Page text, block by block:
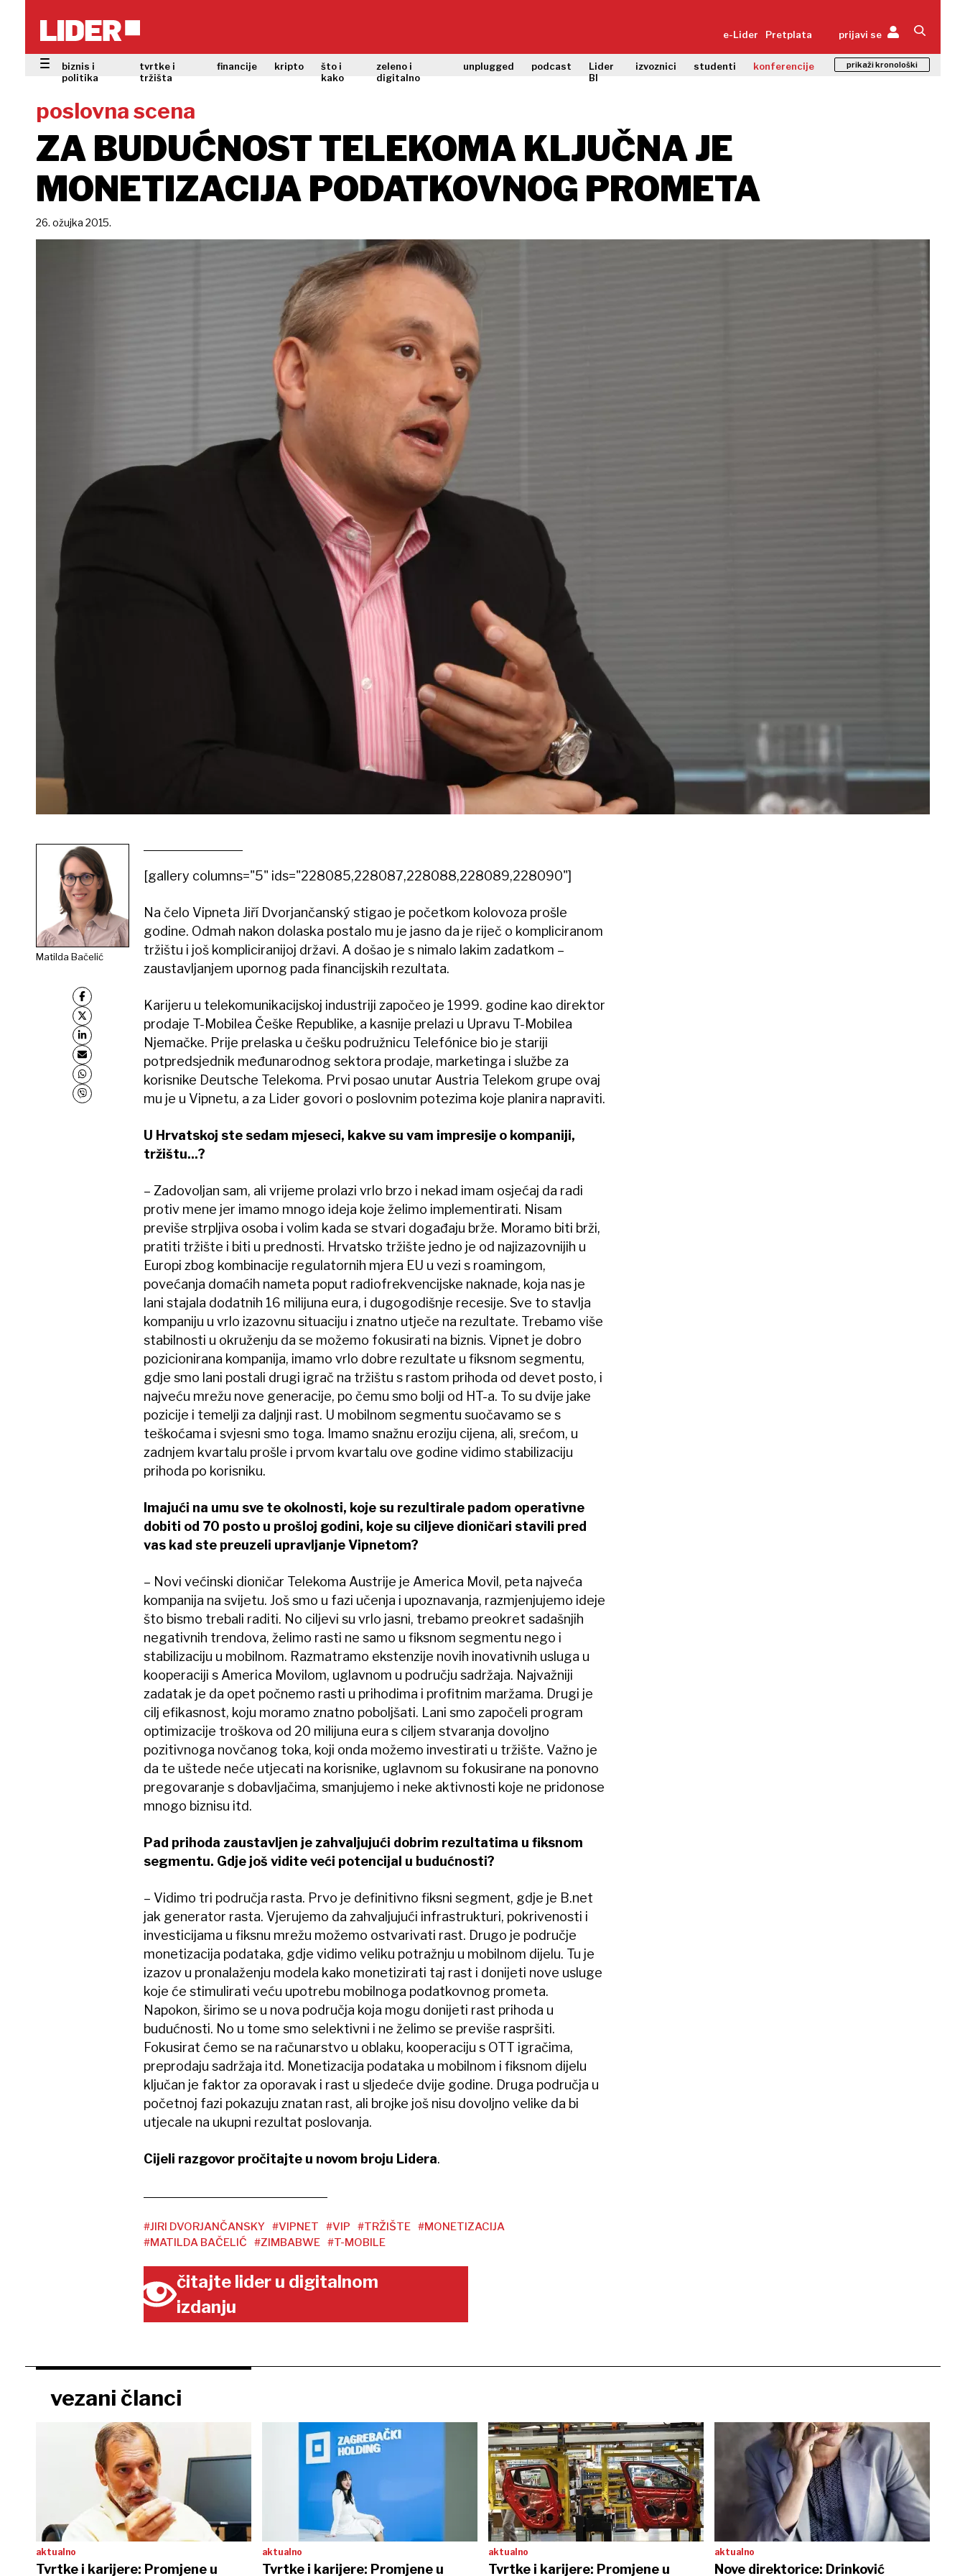
e-Lider Pretplata prijavi se
biznis i
politika
tvrtke i
tržišta
financije kripto
što i
kako
zeleno i
digitalno
unplugged podcast
Lider
BI
izvoznici studenti konferencije prikaži kronološki
poslovna scena
ZA BUDUĆNOST TELEKOMA KLJUČNA JE
MONETIZACIJA PODATKOVNOG PROMETA
26. ožujka 2015.
Matilda Bačelić
[gallery columns="5" ids="228085,228087,228088,228089,228090"]
Na čelo Vipneta Jiří Dvorjančanský stigao je početkom kolovoza prošle
godine. Odmah nakon dolaska postalo mu je jasno da je riječ o kompliciranom
tržištu i još kompliciranijoj državi. A došao je s nimalo lakim zadatkom –
zaustavljanjem upornog pada financijskih rezultata.
Karijeru u telekomunikacijskoj industriji započeo je 1999. godine kao direktor
prodaje T-Mobilea Češke Republike, a kasnije prelazi u Upravu T-Mobilea
Njemačke. Prije prelaska u češku podružnicu Telefónice bio je stariji
potpredsjednik međunarodnog sektora prodaje, marketinga i službe za
korisnike Deutsche Telekoma. Prvi posao unutar Austria Telekom grupe ovaj
mu je u Vipnetu, a za Lider govori o poslovnim potezima koje planira napraviti.
U Hrvatskoj ste sedam mjeseci, kakve su vam impresije o kompaniji,
tržištu...?
– Zadovoljan sam, ali vrijeme prolazi vrlo brzo i nekad imam osjećaj da radi
protiv mene jer imamo mnogo ideja koje želimo implementirati. Nisam
previše strpljiva osoba i volim kada se stvari događaju brže. Moramo biti brži,
pratiti tržište i biti u prednosti. Hrvatsko tržište jedno je od najizazovnijih u
Europi zbog kombinacije regulatornih mjera EU u vezi s roamingom,
povećanja domaćih nameta poput radiofrekvencijske naknade, koja nas je
lani stajala dodatnih 16 milijuna eura, i dugogodišnje recesije. Sve to stavlja
kompaniju u vrlo izazovnu situaciju i znatno utječe na rezultate. Trebamo više
stabilnosti u okruženju da se možemo fokusirati na biznis. Vipnet je dobro
pozicionirana kompanija, imamo vrlo dobre rezultate u fiksnom segmentu,
gdje smo lani postali drugi igrač na tržištu s rastom prihoda od devet posto, i
najveću mrežu nove generacije, po čemu smo bolji od HT-a. To su dvije jake
pozicije i temelji za daljnji rast. U mobilnom segmentu suočavamo se s
teškoćama i svjesni smo toga. Imamo snažnu eroziju cijena, ali, srećom, u
zadnjem kvartalu prošle i prvom kvartalu ove godine vidimo stabilizaciju
prihoda po korisniku.
Imajući na umu sve te okolnosti, koje su rezultirale padom operativne
dobiti od 70 posto u prošloj godini, koje su ciljeve dioničari stavili pred
vas kad ste preuzeli upravljanje Vipnetom?
– Novi većinski dioničar Telekoma Austrije je America Movil, peta najveća
kompanija na svijetu. Još smo u fazi učenja i upoznavanja, razmjenjujemo ideje
što bismo trebali raditi. No ciljevi su vrlo jasni, trebamo preokret sadašnjih
negativnih trendova, želimo rasti ne samo u fiksnom segmentu nego i
stabilizaciju u mobilnom. Razmatramo ekstenzije novih inovativnih usluga u
kooperaciji s America Movilom, uglavnom u području sadržaja. Najvažniji
zadatak je da opet počnemo rasti u prihodima i profitnim maržama. Drugi je
cilj efikasnost, koju moramo znatno poboljšati. Lani smo započeli program
optimizacije troškova od 20 milijuna eura s ciljem stvaranja dovoljno
pozitivnoga novčanog toka, koji onda možemo investirati u tržište. Važno je
da te uštede neće utjecati na korisnike, uglavnom su fokusirane na ponovno
pregovaranje s dobavljačima, smanjujemo i neke aktivnosti koje ne pridonose
mnogo biznisu itd.
Pad prihoda zaustavljen je zahvaljujući dobrim rezultatima u fiksnom
segmentu. Gdje još vidite veći potencijal u budućnosti?
– Vidimo tri područja rasta. Prvo je definitivno fiksni segment, gdje je B.net
jak generator rasta. Vjerujemo da zahvaljujući infrastrukturi, pokrivenosti i
investicijama u fiksnu mrežu možemo ostvarivati rast. Drugo je područje
monetizacija podataka, gdje vidimo veliku potražnju u mobilnom dijelu. Tu je
izazov u pronalaženju modela kako monetizirati taj rast i donijeti nove usluge
koje će stimulirati veću upotrebu mobilnoga podatkovnog prometa.
Napokon, širimo se u nova područja koja mogu donijeti rast prihoda u
budućnosti. No u tome smo selektivni i ne želimo se previše raspršiti.
Fokusirat ćemo se na računarstvo u oblaku, kooperaciju s OTT igračima,
preprodaju sadržaja itd. Monetizacija podataka u mobilnom i fiksnom dijelu
ključan je faktor za oporavak i rast u sljedeće dvije godine. Druga područja u
početnoj fazi pokazuju znatan rast, ali brojke još nisu dovoljno velike da bi
utjecale na ukupni rezultat poslovanja.
Cijeli razgovor pročitajte u novom broju Lidera.
#JIRI DVORJANČANSKY #VIPNET #VIP #TRŽIŠTE #MONETIZACIJA
#MATILDA BAČELIĆ
#ZIMBABWE #T-MOBILE
čitajte lider u digitalnom
izdanju
vezani članci
aktualno
Tvrtke i karijere: Promjene u
aktualno
Tvrtke i karijere: Promjene u
aktualno
Tvrtke i karijere: Promjene u
aktualno
Nove direktorice: Drinković